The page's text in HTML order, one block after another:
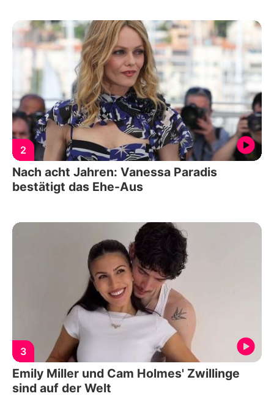
2
Nach acht Jahren: Vanessa Paradis
bestätigt das Ehe-Aus
3
Emily Miller und Cam Holmes' Zwillinge
sind auf der Welt